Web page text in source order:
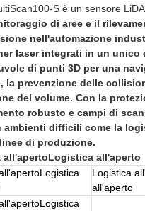
S è un sensore
di aree e il
nell'automazione
laser integrati in un unico
di punti 3D per una
la prevenzione delle
del volume. Con la
robusto e campi di
ambienti difficili come la
di produzione.
all'apertoLogistica all'aperto
Logistica
Logistica
all'aperto
Logistica